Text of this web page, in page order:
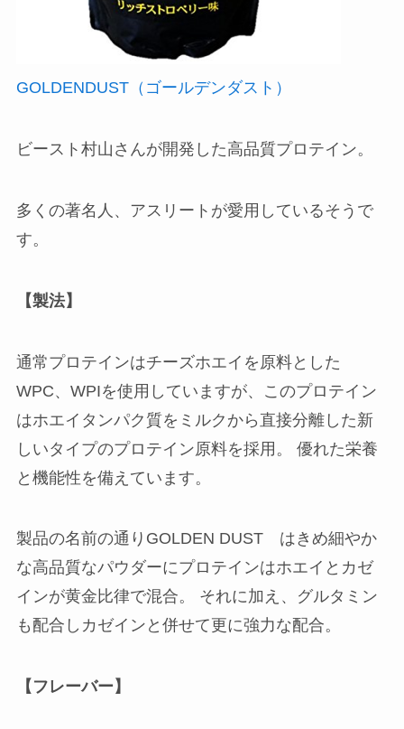
GOLDENDUST（ゴールデンダスト）
ビースト村山さんが開発した高品質プロテイン。
多くの著名人、アスリートが愛用しているそうで
す。
【製法】
通常プロテインはチーズホエイを原料とした
WPC、WPIを使用していますが、このプロテイン
はホエイタンパク質をミルクから直接分離した新
しいタイプのプロテイン原料を採用。 優れた栄養
と機能性を備えています。
製品の名前の通りGOLDEN DUST はきめ細やか
な高品質なパウダーにプロテインはホエイとカゼ
インが黄金比律で混合。 それに加え、グルタミン
も配合しカゼインと併せて更に強力な配合。
【フレーバー】